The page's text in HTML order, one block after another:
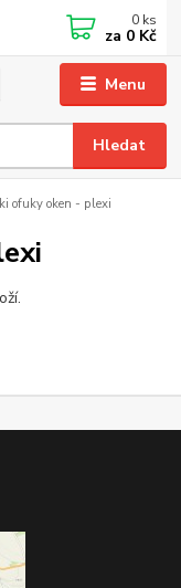
Menu
Hledat
0 ks
za 0 Kč
ofuky oken - plexi